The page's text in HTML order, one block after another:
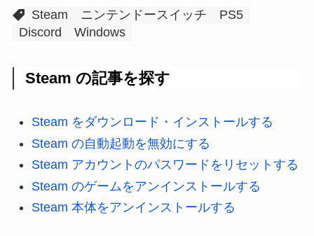
Steam ニンテンドースイッチ
PS5
Discord
Windows
Steam の記事を探す
Steam をダウンロード・インストールする
Steam の自動起動を無効にする
Steam アカウントのパスワードをリセットする
Steam のゲームをアンインストールする
Steam 本体をアンインストールする